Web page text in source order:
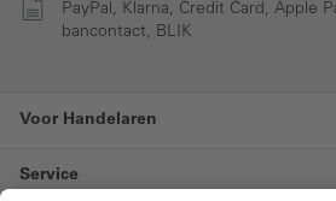
PayPal, Klarna, Credit Card, Apple
bancontact, BLIK
Voor Handelaren
Service